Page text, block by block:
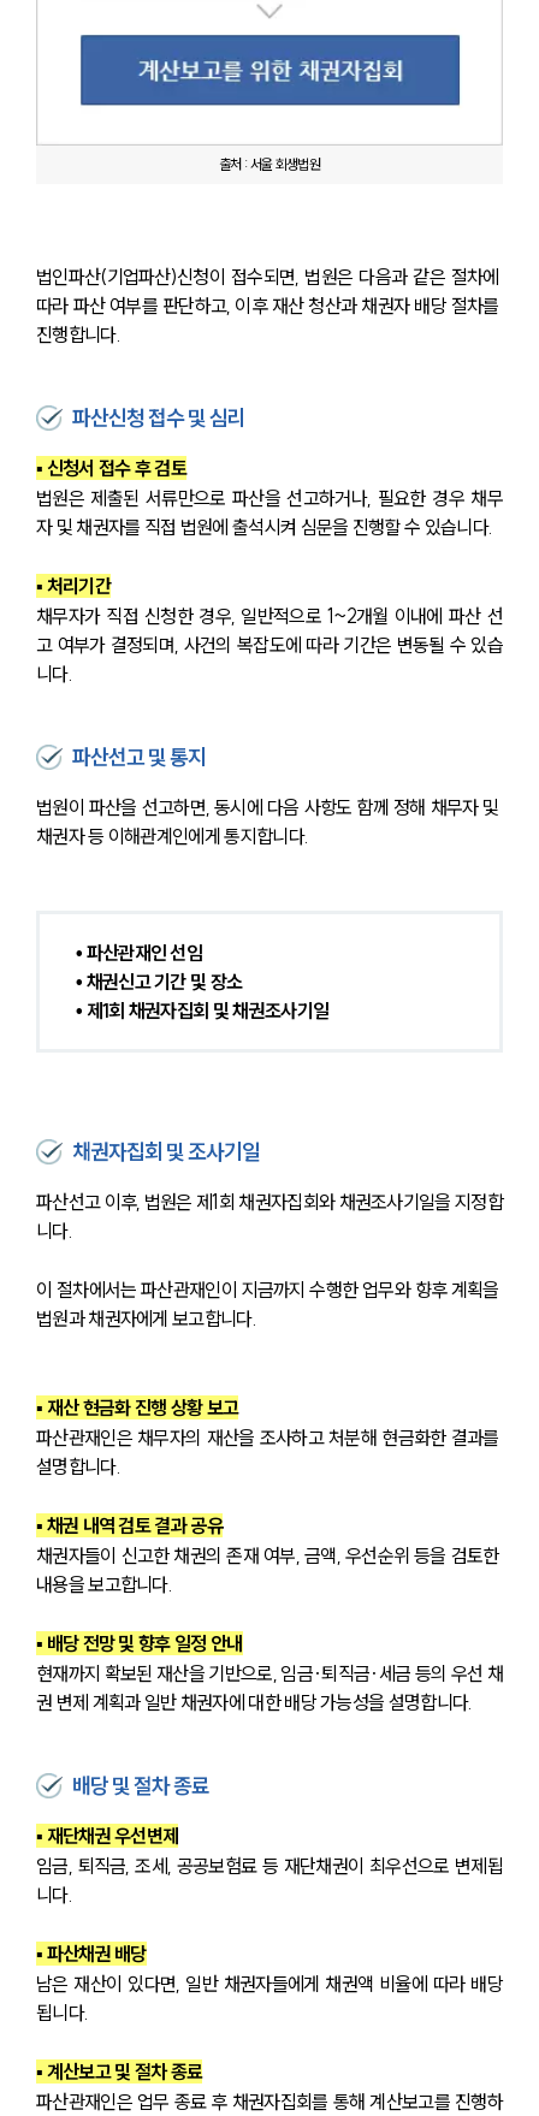
출처 : 서울 회생법원
법인파산(기업파산)신청이 접수되면, 법원은 다음과 같은 절차에
따라 파산 여부를 판단하고, 이후 재산 청산과 채권자 배당 절차를
진행합니다.
파산신청 접수 및 심리
▪ 신청서 접수 후 검토
법원은 제출된 서류만으로 파산을 선고하거나, 필요한 경우 채무
자 및 채권자를 직접 법원에 출석시켜 심문을 진행할 수 있습니다.
▪ 처리기간
채무자가 직접 신청한 경우, 일반적으로 1~2개월 이내에 파산 선
고 여부가 결정되며, 사건의 복잡도에 따라 기간은 변동될 수 있습
니다.
파산선고 및 통지
법원이 파산을 선고하면, 동시에 다음 사항도 함께 정해 채무자 및
채권자 등 이해관계인에게 통지합니다.
• 파산관재인 선임
• 채권신고 기간 및 장소
• 제1회 채권자집회 및 채권조사기일
채권자집회 및 조사기일
파산선고 이후, 법원은 제1회 채권자집회와 채권조사기일을 지정합
니다.
이 절차에서는 파산관재인이 지금까지 수행한 업무와 향후 계획을
법원과 채권자에게 보고합니다.
▪ 재산 현금화 진행 상황 보고
파산관재인은 채무자의 재산을 조사하고 처분해 현금화한 결과를
설명합니다.
▪ 채권 내역 검토 결과 공유
채권자들이 신고한 채권의 존재 여부, 금액, 우선순위 등을 검토한
내용을 보고합니다.
▪ 배당 전망 및 향후 일정 안내
현재까지 확보된 재산을 기반으로, 임금·퇴직금·세금 등의 우선 채
권 변제 계획과 일반 채권자에 대한 배당 가능성을 설명합니다.
배당 및 절차 종료
▪ 재단채권 우선변제
임금, 퇴직금, 조세, 공공보험료 등 재단채권이 최우선으로 변제됩
니다.
▪ 파산채권 배당
남은 재산이 있다면, 일반 채권자들에게 채권액 비율에 따라 배당
됩니다.
▪ 계산보고 및 절차 종료
파산관재인은 업무 종료 후 채권자집회를 통해 계산보고를 진행하